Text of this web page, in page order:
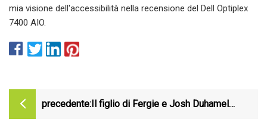
mia visione dell'accessibilità nella recensione del Dell Optiplex
7400 AIO.
precedente: Il figlio di Fergie e Josh Duhamel